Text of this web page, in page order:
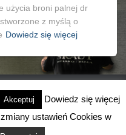
użycia broni palnej dr
z myślą o
Dowiedz się więcej
ThemeIsle
Akceptuj
Dowiedz się więcej
ustawień Cookies w